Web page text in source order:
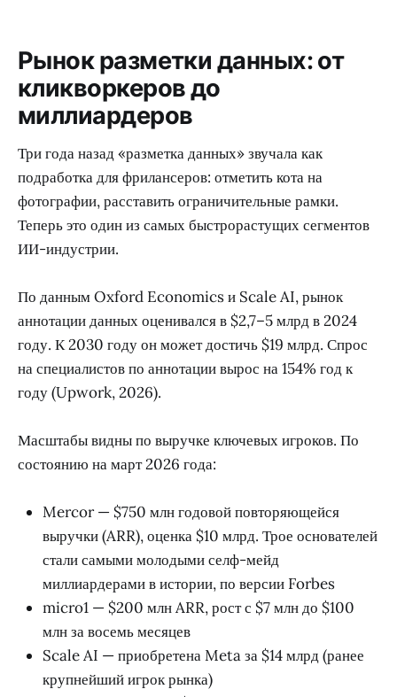
Рынок разметки данных: от
кликворкеров до
миллиардеров
Три года назад «разметка данных» звучала как
подработка для фрилансеров: отметить кота на
фотографии, расставить ограничительные рамки.
Теперь это один из самых быстрорастущих сегментов
ИИ-индустрии.
По данным Oxford Economics и Scale AI, рынок
аннотации данных оценивался в $2,7–5 млрд в 2024
году. К 2030 году он может достичь $19 млрд. Спрос
на специалистов по аннотации вырос на 154% год к
году (Upwork, 2026).
Масштабы видны по выручке ключевых игроков. По
состоянию на март 2026 года:
Mercor — $750 млн годовой повторяющейся
выручки (ARR), оценка $10 млрд. Трое основателей
стали самыми молодыми селф-мейд
миллиардерами в истории, по версии Forbes
micro1 — $200 млн ARR, рост с $7 млн до $100
млн за восемь месяцев
Scale AI — приобретена Meta за $14 млрд (ранее
крупнейший игрок рынка)